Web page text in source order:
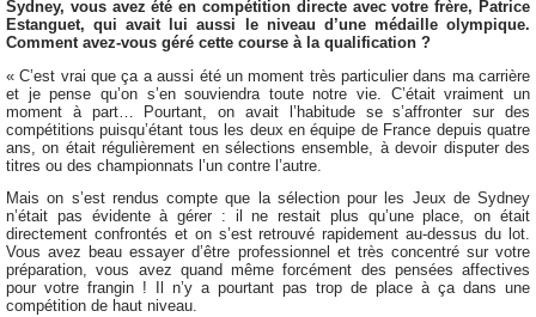
Sydney, vous avez été en compétition directe avec votre frère, Patrice
Estanguet, qui avait lui aussi le niveau d’une médaille olympique.
Comment avez-vous géré cette course à la qualification ?
« C’est vrai que ça a aussi été un moment très particulier dans ma carrière
et je pense qu’on s’en souviendra toute notre vie. C’était vraiment un
moment à part… Pourtant, on avait l’habitude se s’affronter sur des
compétitions puisqu’étant tous les deux en équipe de France depuis quatre
ans, on était régulièrement en sélections ensemble, à devoir disputer des
titres ou des championnats l’un contre l’autre.
Mais on s’est rendus compte que la sélection pour les Jeux de Sydney
n’était pas évidente à gérer : il ne restait plus qu’une place, on était
directement confrontés et on s’est retrouvé rapidement au-dessus du lot.
Vous avez beau essayer d’être professionnel et très concentré sur votre
préparation, vous avez quand même forcément des pensées affectives
pour votre frangin ! Il n’y a pourtant pas trop de place à ça dans une
compétition de haut niveau.